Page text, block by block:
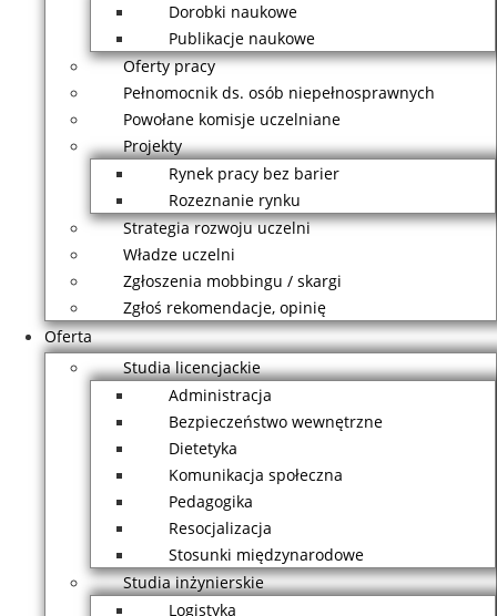
Dorobki naukowe
Publikacje naukowe
Oferty pracy
Pełnomocnik ds. osób niepełnosprawnych
Powołane komisje uczelniane
Projekty
Rynek pracy bez barier
Rozeznanie rynku
Strategia rozwoju uczelni
Władze uczelni
Zgłoszenia mobbingu / skargi
Zgłoś rekomendacje, opinię
Oferta
Studia licencjackie
Administracja
Bezpieczeństwo wewnętrzne
Dietetyka
Komunikacja społeczna
Pedagogika
Resocjalizacja
Stosunki międzynarodowe
Studia inżynierskie
Logistyka